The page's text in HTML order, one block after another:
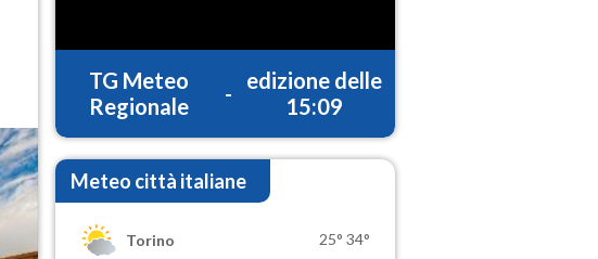
TG Meteo
Regionale
-
edizione delle
15:09
Meteo città italiane
Torino 25° 34°